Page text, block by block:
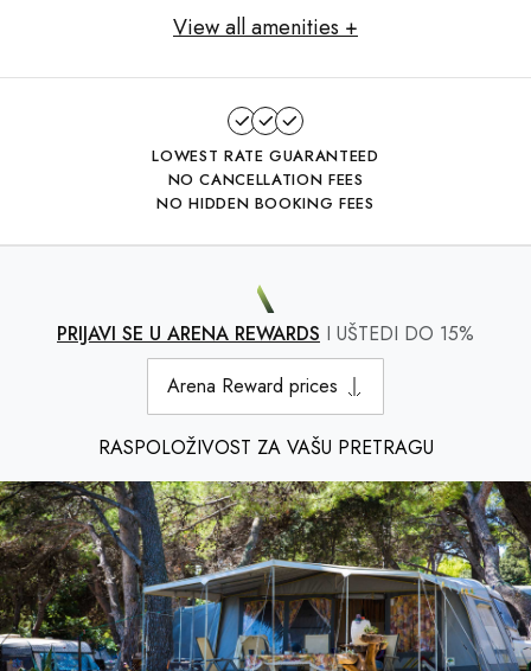
View all amenities +
LOWEST RATE GUARANTEED
NO CANCELLATION FEES
NO HIDDEN BOOKING FEES
PRIJAVI SE U ARENA REWARDS I UŠTEDI DO 15%
Arena Reward prices
RASPOLOŽIVOST ZA VAŠU PRETRAGU